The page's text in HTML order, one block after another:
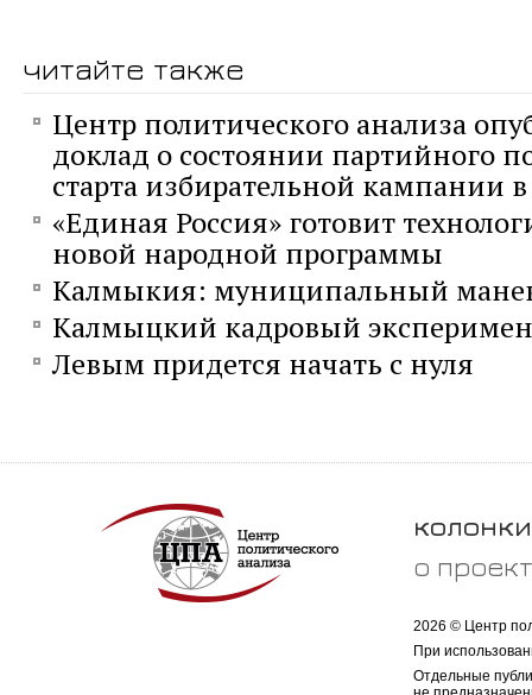
читайте также
Центр политического анализа
доклад о состоянии партийного
старта избирательной кампании
«Единая Россия» готовит
новой народной программы
Калмыкия: муниципальный
Калмыцкий кадровый
Левым придется начать с нуля
колонки
о
2026 © Центр
При
Отдельные